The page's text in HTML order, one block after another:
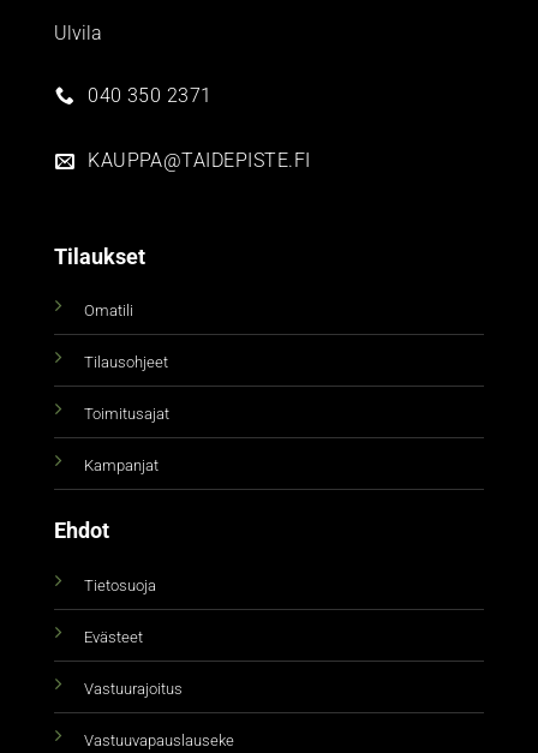
Ulvila
040 350 2371
KAUPPA@TAIDEPISTE.FI
Tilaukset
Omatili
Tilausohjeet
Toimitusajat
Kampanjat
Ehdot
Tietosuoja
Evästeet
Vastuurajoitus
Vastuuvapauslauseke